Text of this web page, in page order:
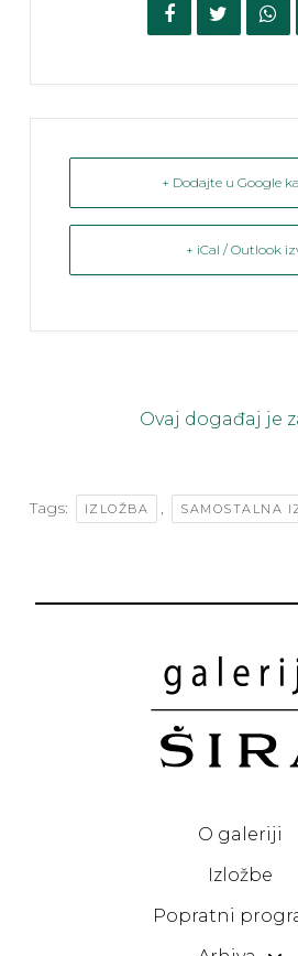
+ Dodajte u Google
+ iCal / Outlook
Ovaj događaj je
Tags: IZLOŽBA , SAMOSTALNA
O galeriji
Izložbe
Popratni